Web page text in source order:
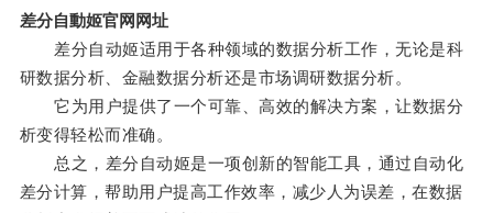
差分自動姬官网网址
差分自动姬适用于各种领域的数据分析工作，无论是科
研数据分析、金融数据分析还是市场调研数据分析。
它为用户提供了一个可靠、高效的解决方案，让数据分
析变得轻松而准确。
总之，差分自动姬是一项创新的智能工具，通过自动化
差分计算，帮助用户提高工作效率，减少人为误差，在数据